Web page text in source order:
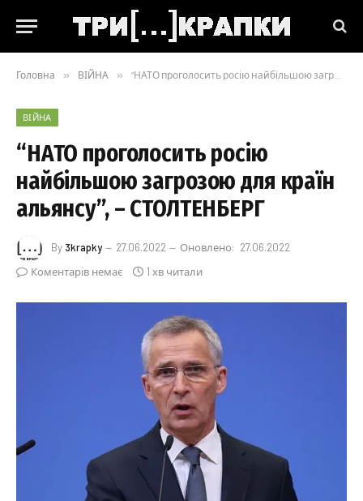
Головна » ВІЙНА » “НАТО проголосить росію найбільшою загрозою для країн альянсу”, – СТОЛТЕНБЕРГ
ВІЙНА
“НАТО проголосить росію
найбільшою загрозою для країн
альянсу”, – СТОЛТЕНБЕРГ
By 3krapky 27.06.2022 Оновлено: 27.06.2022
Коментарів немає
1 хв читали